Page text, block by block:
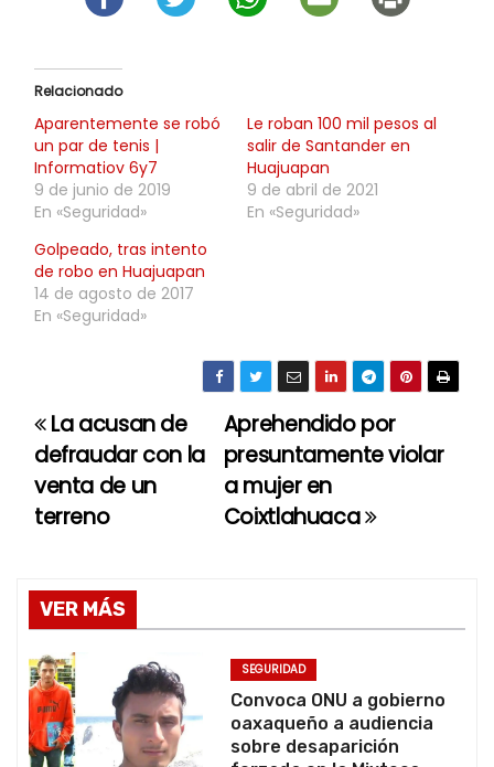
Relacionado
Aparentemente se robó
un par de tenis |
Informatiov 6y7
9 de junio de 2019
En «Seguridad»
Le roban 100 mil pesos al
salir de Santander en
Huajuapan
9 de abril de 2021
En «Seguridad»
Golpeado, tras intento
de robo en Huajuapan
14 de agosto de 2017
En «Seguridad»
N
a
v
g
a
c
i
Aprehendido por
presuntamente violar
a mujer en
Coixtlahuaca
La acusan de
defraudar con la
venta de un
terreno
VER MÁS
SEGURIDAD
Convoca ONU a gobierno
oaxaqueño a audiencia
sobre desaparición